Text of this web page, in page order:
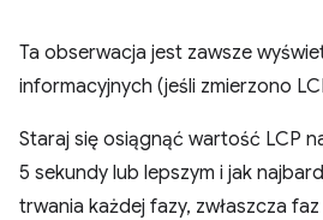
Ta obserwacja jest zawsze
informacyjnych (jeśli zmierzono
Staraj się osiągnąć wartość LCP
5 sekundy lub lepszym i jak
trwania każdej fazy, zwłaszcza